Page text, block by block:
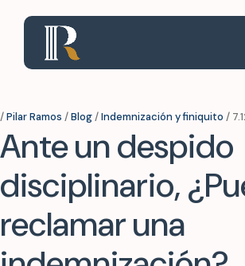
/Pilar Ramos /Blog/Indemnización y finiquito /
Ante un despido
disciplinario,
reclamar una